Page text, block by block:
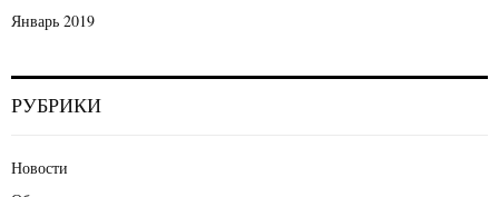
Январь 2019
РУБРИКИ
Новости